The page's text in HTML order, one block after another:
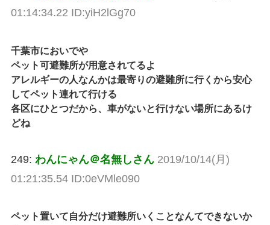
01:14:34.22 ID:yiH2lGg70
千葉市においでや
ペット可避難所が用意されてるよ
アレルギーの人なんかは最寄りの避難所に行くから安心
してペット連れて行ける
各区にひとつだから、車がないと行けない場所にあるけ
どね
249: わんにゃん＠名無しさん 2019/10/14(月)
01:21:35.54 ID:0eVMle090
ペット置いて自分だけ避難所いくことなんてできないか